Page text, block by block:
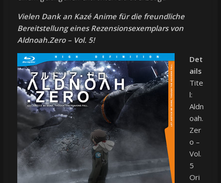
Vielen Dank an Kazé Anime für die freundliche
Bereitstellung eines Rezensionsexemplars von
Aldnoah.Zero – Vol. 5!
Det
ails
Tite
l:
Aldn
oah.
Zer
o –
Vol.
5
Ori